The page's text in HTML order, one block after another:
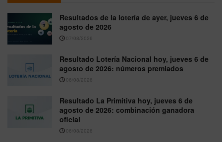
Resultados de la lotería de ayer, jueves 6 de
agosto de 2026
07/08/2026
Resultado Lotería Nacional hoy, jueves 6 de
agosto de 2026: números premiados
06/08/2026
Resultado La Primitiva hoy, jueves 6 de
agosto de 2026: combinación ganadora
oficial
06/08/2026